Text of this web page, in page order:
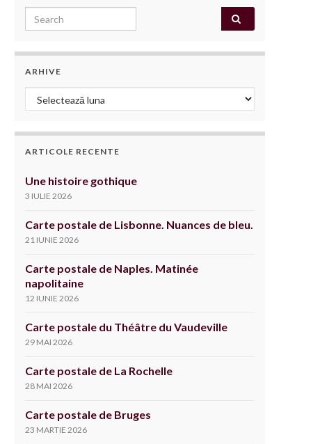
Search for:
ARHIVE
Arhive
ARTICOLE RECENTE
Une histoire gothique
3 IULIE 2026
Carte postale de Lisbonne. Nuances de bleu.
21 IUNIE 2026
Carte postale de Naples. Matinée
napolitaine
12 IUNIE 2026
Carte postale du Théâtre du Vaudeville
29 MAI 2026
Carte postale de La Rochelle
28 MAI 2026
Carte postale de Bruges
23 MARTIE 2026